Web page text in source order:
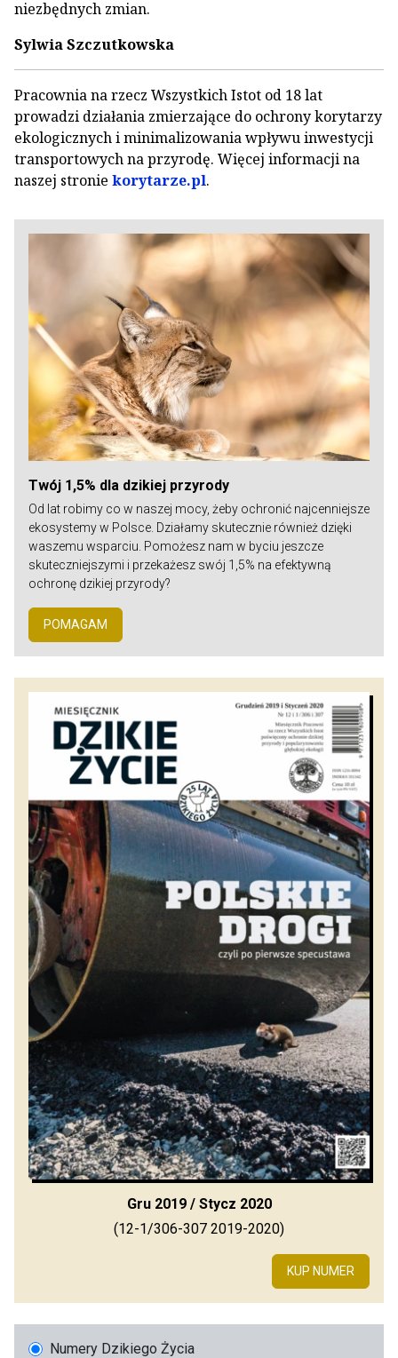
niezbędnych zmian.
Sylwia Szczutkowska
Pracownia na rzecz Wszystkich Istot od 18 lat
prowadzi działania zmierzające do ochrony korytarzy
ekologicznych i minimalizowania wpływu inwestycji
transportowych na przyrodę. Więcej informacji na
naszej stronie korytarze.pl.
Twój 1,5% dla dzikiej przyrody
Od lat robimy co w naszej mocy, żeby ochronić najcenniejsze
ekosystemy w Polsce. Działamy skutecznie również dzięki
waszemu wsparciu. Pomożesz nam w byciu jeszcze
skuteczniejszymi i przekażesz swój 1,5% na efektywną
ochronę dzikiej przyrody?
POMAGAM
Gru 2019 / Stycz 2020
(12-1/306-307 2019-2020)
KUP NUMER
Numery Dzikiego Życia